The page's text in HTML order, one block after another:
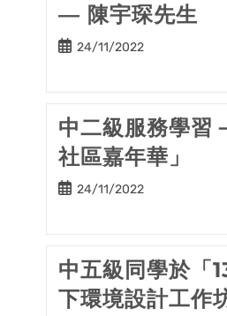
— 陳宇琛先生
Post24/11/2022
中二級服務學習
社區嘉年華」
Post24/11/2022
中五級同學於「
下環境設計工作